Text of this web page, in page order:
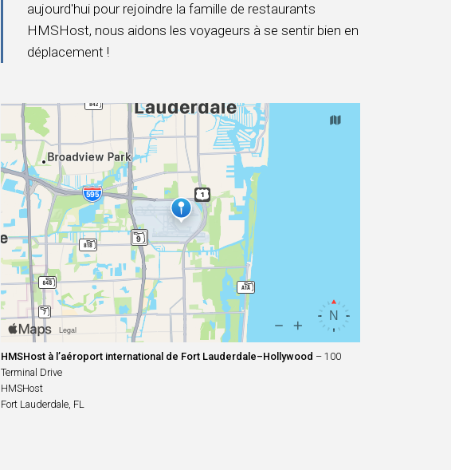
aujourd'hui pour rejoindre la famille de restaurants
HMSHost, nous aidons les voyageurs à se sentir bien en
déplacement !
HMSHost à l’aéroport international de Fort Lauderdale–Hollywood – 100
Terminal Drive
HMSHost
Fort Lauderdale, FL